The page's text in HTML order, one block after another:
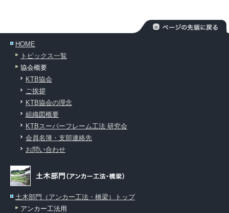
HOME
トピックス一覧
協会概要
KTB協会
ご挨拶
KTB協会の理念
組織図概要
KTBスーパーフレーム工法 研究会
会員名簿・支部連絡先
お問い合わせ
土木部門（アンカー工法・橋梁）トップ
アンカー工法用